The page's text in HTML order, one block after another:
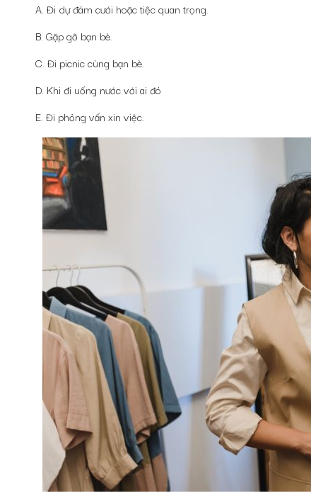
A. Đi dự đám cưới hoặc tiệc quan trọng.
B. Gặp gỡ bạn bè.
C. Đi picnic cùng bạn bè.
D. Khi đi uống nước với ai đó
E. Đi phỏng vấn xin việc.